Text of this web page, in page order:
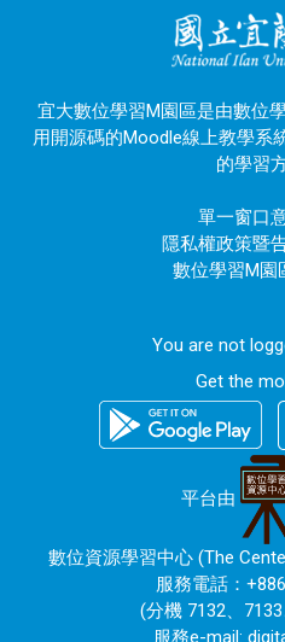
宜大數位學習M園區是由數位
用開源碼的Moodle線上教學系
的學習
單一窗口
隱私權政策暨
數位學習M園
You are not
Get the
平台由
數位資源學習中心 (The
服務電話：
(分機 7132、
服務e-mail: